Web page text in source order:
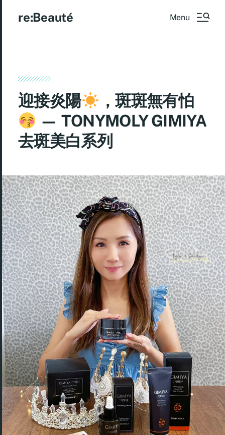
re:Beauté Menu
迎接炎陽
，斑斑無有怕
— TONYMOLY GIMIYA
去斑美白系列